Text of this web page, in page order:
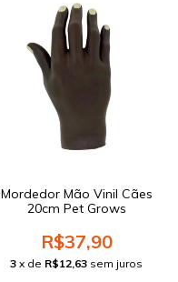
Mordedor Mão Vinil Cães
20cm Pet Grows
R$37,90
3 x de R$12,63 sem juros